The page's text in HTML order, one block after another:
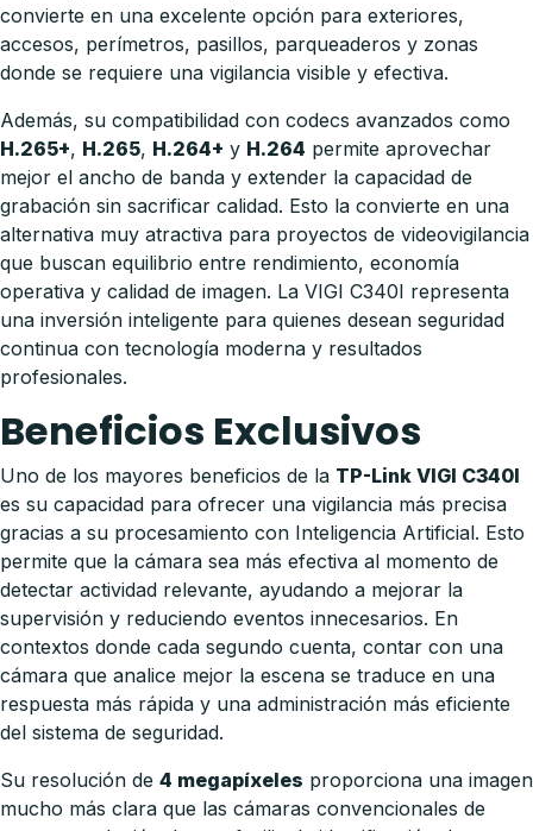
convierte en una excelente opción para exteriores,
accesos, perímetros, pasillos, parqueaderos y zonas
donde se requiere una vigilancia visible y efectiva.
Además, su compatibilidad con codecs avanzados como
H.265+, H.265, H.264+ y H.264 permite aprovechar
mejor el ancho de banda y extender la capacidad de
grabación sin sacrificar calidad. Esto la convierte en una
alternativa muy atractiva para proyectos de videovigilancia
que buscan equilibrio entre rendimiento, economía
operativa y calidad de imagen. La VIGI C340I representa
una inversión inteligente para quienes desean seguridad
continua con tecnología moderna y resultados
profesionales.
Beneficios Exclusivos
Uno de los mayores beneficios de la TP-Link VIGI C340I
es su capacidad para ofrecer una vigilancia más precisa
gracias a su procesamiento con Inteligencia Artificial. Esto
permite que la cámara sea más efectiva al momento de
detectar actividad relevante, ayudando a mejorar la
supervisión y reduciendo eventos innecesarios. En
contextos donde cada segundo cuenta, contar con una
cámara que analice mejor la escena se traduce en una
respuesta más rápida y una administración más eficiente
del sistema de seguridad.
Su resolución de 4 megapíxeles proporciona una imagen
mucho más clara que las cámaras convencionales de